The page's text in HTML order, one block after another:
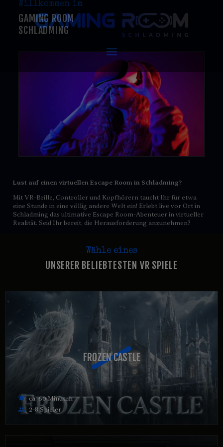
GAMING ROOM SCHLADMING
VIRTUAL REALITY
GUTSCHEINE
BOOKING
EVENTS
FAQ
KONTAKT
THIS IS US
Willkommen im
GAMING ROOM
SCHLADMING
Lust auf einen virtuellen Escape Room in Schladming?
Mit VR-Brille, Controller und Kopfhörern taucht Ihr für etwa
eine Stunde in eine völlig andere Welt ein! Erlebt live vor Ort in
Schladming das ultimative Escape Room-Abenteuer in virtueller
Realität. Seid Ihr bereit, die Herausforderung anzunehmen?
Wähle eines
UNSERER BELIEBTESTEN VR SPIELE
FROZEN CASTLE
FROZEN CASTLE
ca. 60 Minuten
2-8 Spieler